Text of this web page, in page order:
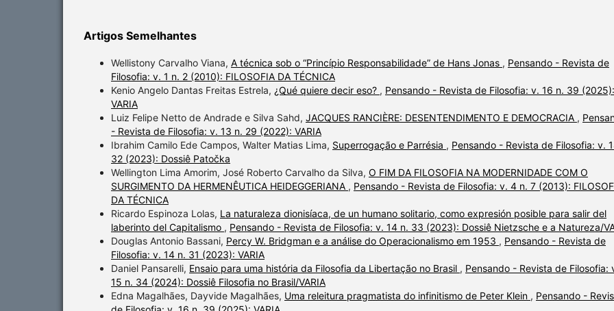
Artigos Semelhantes
Wellistony Carvalho Viana, A técnica sob o “Princípio Responsabilidade” de Hans Jonas , Pensando - Revista de
Filosofia: v. 1 n. 2 (2010): FILOSOFIA DA TÉCNICA
Kenio Angelo Dantas Freitas Estrela, ¿Qué quiere decir eso? , Pensando - Revista de Filosofia: v. 16 n. 39 (2025):
VARIA
Luiz Felipe Netto de Andrade e Silva Sahd, JACQUES RANCIÈRE: DESENTENDIMENTO E DEMOCRACIA ,
- Revista de Filosofia: v. 13 n. 29 (2022): VARIA
Ibrahim Camilo Ede Campos, Walter Matias Lima, Superrogação e Parrésia , Pensando - Revista de Filosofia: v.
32 (2023): Dossiê Patočka
Wellington Lima Amorim, José Roberto Carvalho da Silva, O FIM DA FILOSOFIA NA MODERNIDADE COM O
SURGIMENTO DA HERMENÊUTICA HEIDEGGERIANA , Pensando - Revista de Filosofia: v. 4 n. 7 (2013):
DA TÉCNICA
Ricardo Espinoza Lolas, La naturaleza dionisíaca, de un humano solitario, como expresión posible para salir del
laberinto del Capitalismo , Pensando - Revista de Filosofia: v. 14 n. 33 (2023): Dossiê Nietzsche e a Natureza/
Douglas Antonio Bassani, Percy W. Bridgman e a análise do Operacionalismo em 1953 , Pensando - Revista de
Filosofia: v. 14 n. 31 (2023): VARIA
Daniel Pansarelli, Ensaio para uma história da Filosofia da Libertação no Brasil , Pensando - Revista de Filosofia:
15 n. 34 (2024): Dossiê Filosofia no Brasil/VARIA
Edna Magalhães, Dayvide Magalhães, Uma releitura pragmatista do infinitismo de Peter Klein , Pensando -